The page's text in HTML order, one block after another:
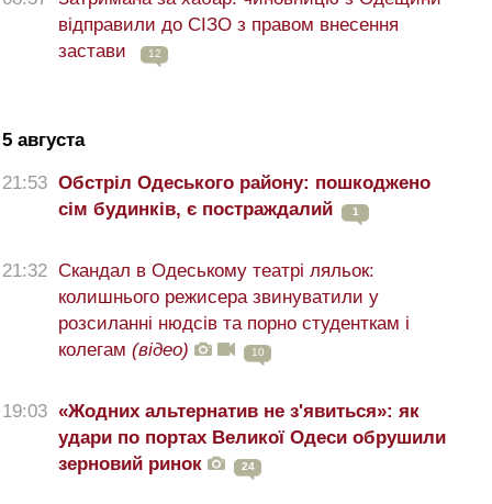
відправили до СІЗО з правом внесення
застави
12
5 августа
21:53 Обстріл Одеського району: пошкоджено
сім будинків, є постраждалий
1
21:32 Скандал в Одеському театрі ляльок:
колишнього режисера звинуватили у
розсиланні нюдсів та порно студенткам і
колегам (відео) 10
19:03 «Жодних альтернатив не з'явиться»: як
удари по портах Великої Одеси обрушили
зерновий ринок
24